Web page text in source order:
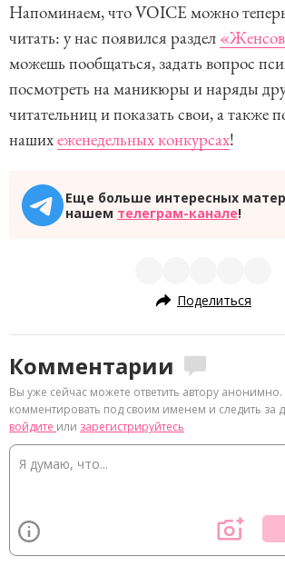
Напоминаем, что VOICE можно
читать: у нас появился раздел
можешь пообщаться, задать вопрос
посмотреть на маникюры и наряды
читательниц и показать свои, а также
нашихеженедельных конкурсах!
Еще больше интересных
нашем телеграм-канале!
Поделиться
Комментарии
Вы уже сейчас можете ответить автору анонимно.
комментировать под своим именем и следить за
войдите или зарегистрируйтесь